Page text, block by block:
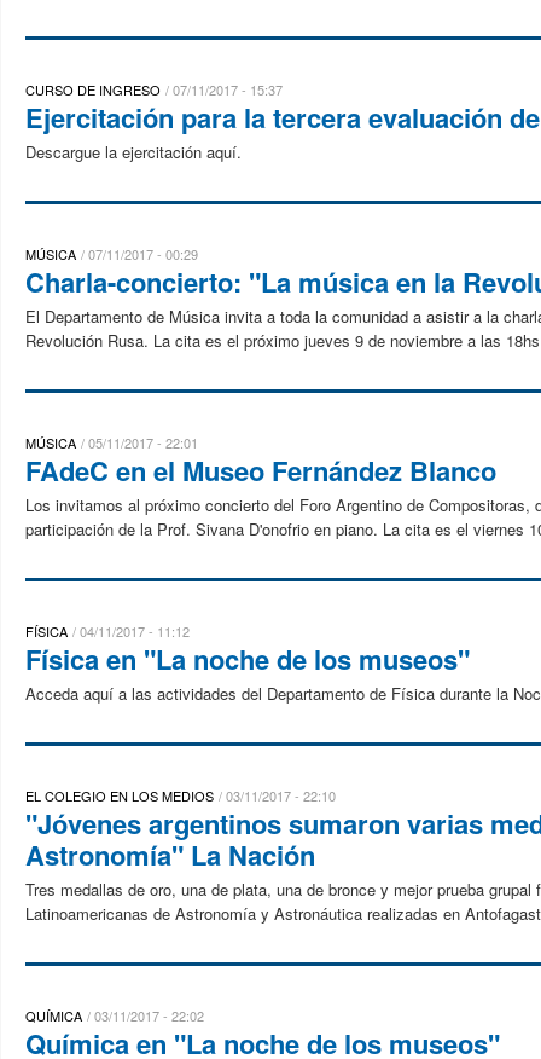
CURSO DE INGRESO 07/11/2017 - 15:37
Ejercitación para la tercera evaluación
Descargue la ejercitación aquí.
MÚSICA 07/11/2017 - 00:29
Charla-concierto: "La música en la
El Departamento de Música invita a toda la comunidad a asistir a la
Revolución Rusa. La cita es el próximo jueves 9 de noviembre a las
MÚSICA 05/11/2017 - 22:01
FAdeC en el Museo Fernández Blanco
Los invitamos al próximo concierto del Foro Argentino de
participación de la Prof. Sivana D'onofrio en piano. La cita es el viernes
FÍSICA 04/11/2017 - 11:12
Física en "La noche de los museos"
Acceda aquí a las actividades del Departamento de Física durante la
EL COLEGIO EN LOS MEDIOS 03/11/2017 - 22:10
"Jóvenes argentinos sumaron varias
Astronomía" La Nación
Tres medallas de oro, una de plata, una de bronce y mejor prueba
Latinoamericanas de Astronomía y Astronáutica realizadas en
QUÍMICA 03/11/2017 - 22:02
Química en "La noche de los museos"